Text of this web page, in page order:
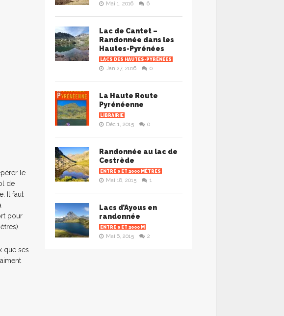
le
de
Il faut
pour
que ses
Mai 1, 2016 6
Lac de Cantet –
Randonnée dans les
Hautes-Pyrénées
LACS DES HAUTES-PYRÉNÉES
Jan 27, 2016 0
La Haute Route
Pyrénéenne
LIBRAIRIE
Déc 1, 2015 0
Randonnée au lac de
Cestrède
ENTRE 0 ET 2000 MÈTRES
Mai 18, 2015 1
Lacs d’Ayous en
randonnée
ENTRE 0 ET 2000 M
Mai 6, 2015 2